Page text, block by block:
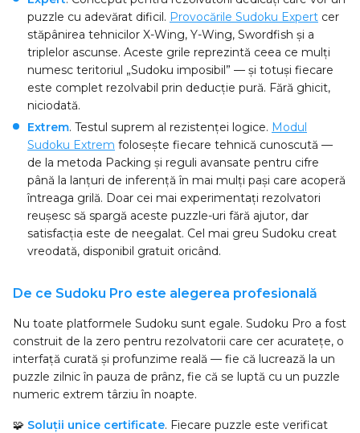
puzzle cu adevărat dificil. Provocările Sudoku Expert cer
stăpânirea tehnicilor X-Wing, Y-Wing, Swordfish și a
triplelor ascunse. Aceste grile reprezintă ceea ce mulți
numesc teritoriul „Sudoku imposibil” — și totuși fiecare
este complet rezolvabil prin deducție pură. Fără ghicit,
niciodată.
Extrem. Testul suprem al rezistenței logice. Modul
Sudoku Extrem folosește fiecare tehnică cunoscută —
de la metoda Packing și reguli avansate pentru cifre
până la lanțuri de inferență în mai mulți pași care acoperă
întreaga grilă. Doar cei mai experimentați rezolvatori
reușesc să spargă aceste puzzle-uri fără ajutor, dar
satisfacția este de neegalat. Cel mai greu Sudoku creat
vreodată, disponibil gratuit oricând.
De ce Sudoku Pro este alegerea profesională
Nu toate platformele Sudoku sunt egale. Sudoku Pro a fost
construit de la zero pentru rezolvatorii care cer acuratețe, o
interfață curată și profunzime reală — fie că lucrează la un
puzzle zilnic în pauza de prânz, fie că se luptă cu un puzzle
numeric extrem târziu în noapte.
🧩 Soluții unice certificate. Fiecare puzzle este verificat